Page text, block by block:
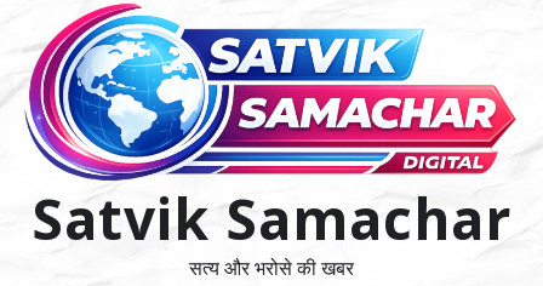
Satvik Samachar
सत्य और भरोसे की खबर